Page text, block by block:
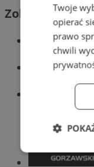
Zobacz Twoje
opierać
prawo
chwili